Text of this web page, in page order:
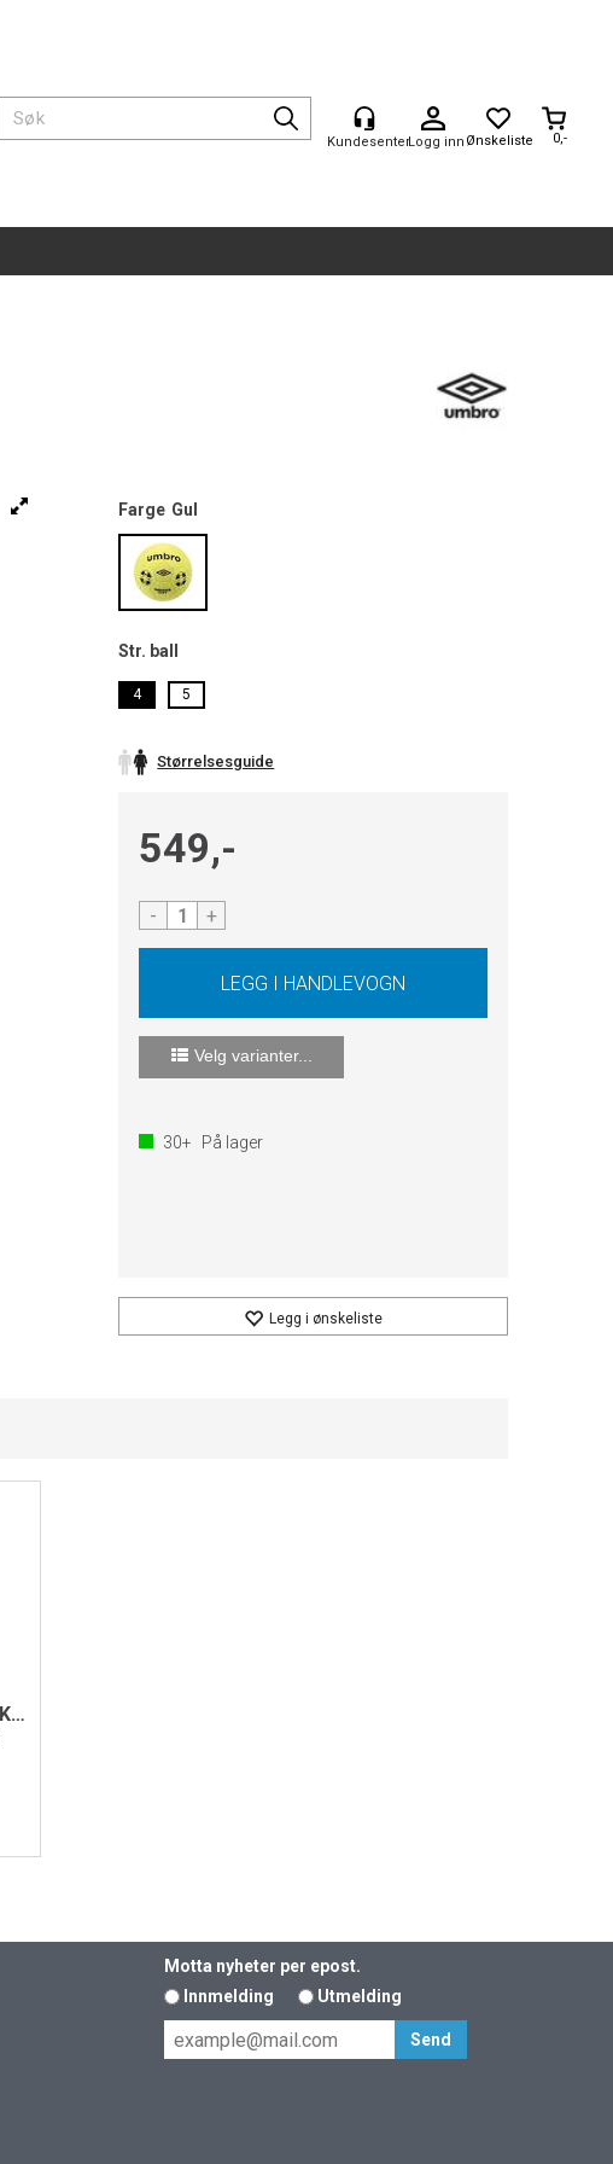
Logg inn 0,-
Farge Gul
Str. ball
4 5
Størrelsesguide
549,-
- +
Velg varianter...
30+ På lager
Legg i ønskeliste
PROLINE Ballnett Kraftig Grønn 0
Motta nyheter per epost.
Innmelding
Utmelding